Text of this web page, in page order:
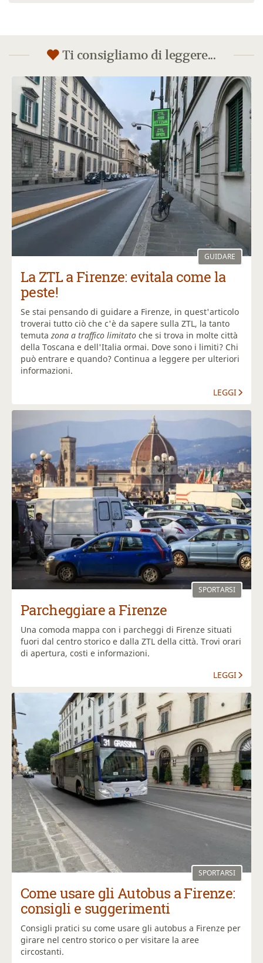
Ti consigliamo di leggere...
GUIDARE
La ZTL a Firenze: evitala come la
peste!
Se stai pensando di guidare a Firenze, in quest'articolo
troverai tutto ciò che c'è da sapere sulla ZTL, la tanto
temuta zona a traffico limitato che si trova in molte città
della Toscana e dell'Italia ormai. Dove sono i limiti? Chi
può entrare e quando? Continua a leggere per ulteriori
informazioni.
LEGGI
SPORTARSI
Parcheggiare a Firenze
Una comoda mappa con i parcheggi di Firenze situati
fuori dal centro storico e dalla ZTL della città. Trovi orari
di apertura, costi e informazioni.
LEGGI
SPORTARSI
Come usare gli Autobus a Firenze:
consigli e suggerimenti
Consigli pratici su come usare gli autobus a Firenze per
girare nel centro storico o per visitare la aree
circostanti.